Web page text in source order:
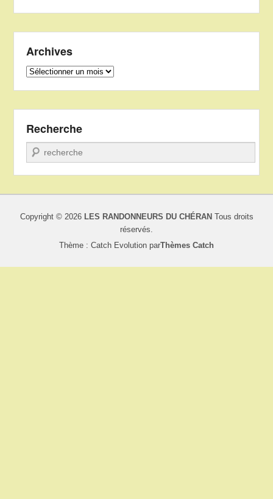
Archives
Archives
Recherche
Recherche
Copyright © 2026 LES RANDONNEURS DU CHÉRAN Tous droits
réservés.
Thème : Catch Evolution parThèmes Catch